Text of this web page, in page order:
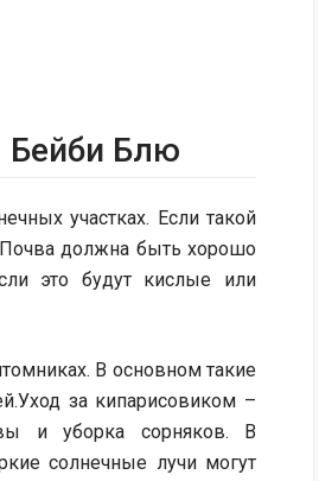
Бейби Блю
участках. Если такой
Почва должна быть хорошо
это будут кислые или
В основном такие
за кипарисовиком –
и уборка сорняков. В
солнечные лучи могут